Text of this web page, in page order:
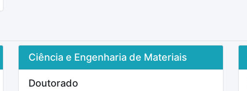
Ciência e Engenharia de Materiais
Doutorado